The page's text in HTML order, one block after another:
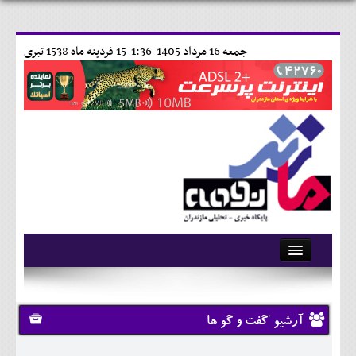
15 فردينه ماه 1538 تبری جمعه 16 مرداد 1405-1:36-
آرشیو
تماس با ما
وبلاگ
آرشیو 'گفت و گو ها